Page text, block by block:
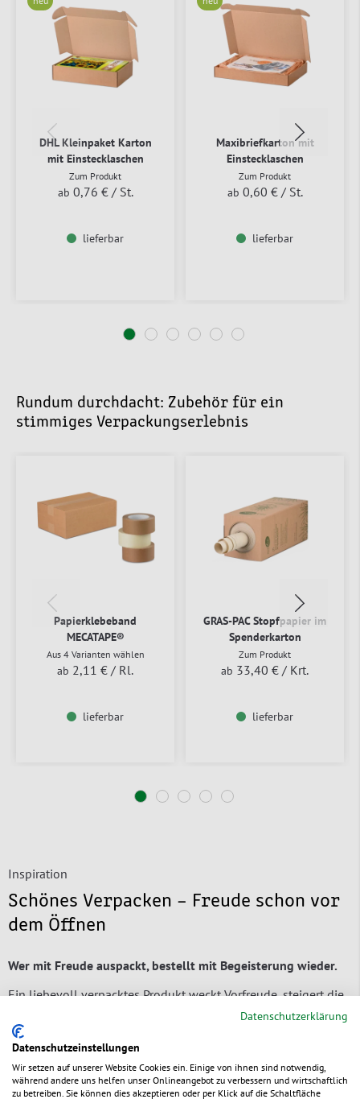
DHL Kleinpaket Karton
mit Einstecklaschen
Zum Produkt
ab 0,76 € / St.
lieferbar
Maxibriefkarton mit
Einstecklaschen
Zum Produkt
ab 0,60 € / St.
lieferbar
Rundum durchdacht: Zubehör für ein
stimmiges Verpackungserlebnis
Papierklebeband
MECATAPE®
Aus 4 Varianten wählen
ab 2,11 € / Rl.
lieferbar
GRAS-PAC Stopfpapier im
Spenderkarton
Zum Produkt
ab 33,40 € / Krt.
lieferbar
Inspiration
Schönes Verpacken – Freude schon vor
dem Öffnen
Wer mit Freude auspackt, bestellt mit Begeisterung wieder.
Ein liebevoll verpacktes Produkt weckt Vorfreude, steigert die
unvergessliches Unboxing-
Erlebnis
dass jedes Detail zählt – vom Design bis zum letzten
Ob elegante Geschenkbox, nachhaltiges Kraftpapier oder
Datenschutzerklärung
Datenschutzeinstellungen
Wir setzen auf unserer Website Cookies ein. Einige von ihnen sind notwendig,
während andere uns helfen unser Onlineangebot zu verbessern und wirtschaftlich
zu betreiben. Sie können dies akzeptieren oder per Klick auf die Schaltfläche